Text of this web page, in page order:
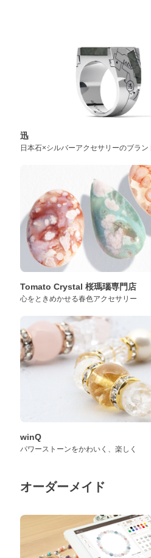
迅
日本石×シルバーアクセサリーのブラン
Tomato Crystal 桜瑪瑙専門店
心をときめかせる春色アクセサリー
winQ
パワーストーンをかわいく、楽しく
オーダーメイド